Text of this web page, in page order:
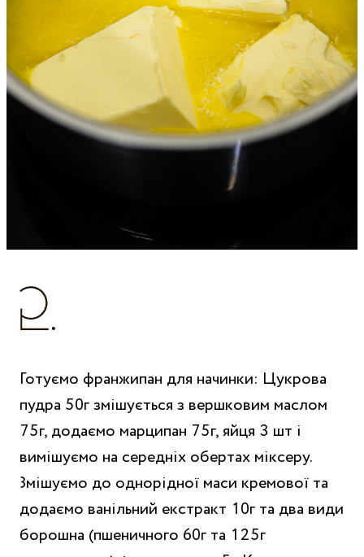
Готуємо франжипан для начинки: Цукрова
пудра 50г змішується з вершковим маслом
75г, додаємо марципан 75г, яйця 3 шт і
вимішуємо на середніх обертах міксеру.
Змішуємо до однорідної маси кремової та
додаємо ванільний екстракт 10г та два види
борошна (пшеничного 60г та 125г